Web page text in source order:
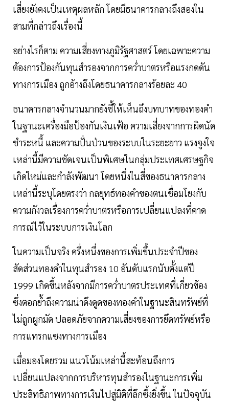
เสี่ยงยังคงเป็นเหตุผลหลัก โดยมีธนาคารกลางถึงสองใน
สามที่กล่าวถึงเรื่องนี้
อย่างไรก็ตาม ความเสี่ยงทางภูมิรัฐศาสตร์ โดยเฉพาะความ
ต้องการป้องกันทุนสำรองจากการคว่ำบาตรหรือแรงกดดัน
ทางการเมือง ถูกอ้างถึงโดยธนาคารกลางร้อยละ 40
ธนาคารกลางจำนวนมากยังชี้ให้เห็นถึงบทบาทของทองคำ
ในฐานะเครื่องมือป้องกันเงินเฟ้อ ความเสี่ยงจากการผิดนัด
ชำระหนี้ และความปั่นป่วนของระบบในระยะยาว แรงจูงใจ
เหล่านี้มีความชัดเจนเป็นพิเศษในกลุ่มประเทศเศรษฐกิจ
เกิดใหม่และกำลังพัฒนา โดยหนึ่งในสี่ของธนาคารกลาง
เหล่านี้ระบุโดยตรงว่า กลยุทธ์ทองคำของตนเชื่อมโยงกับ
ความกังวลเรื่องการคว่ำบาตรหรือการเปลี่ยนแปลงที่คาด
การณ์ไว้ในระบบการเงินโลก
ในความเป็นจริง ครึ่งหนึ่งของการเพิ่มขึ้นประจำปีของ
สัดส่วนทองคำในทุนสำรอง 10 อันดับแรกนับตั้งแต่ปี
1999 เกิดขึ้นหลังจากมีการคว่ำบาตรประเทศที่เกี่ยวข้อง
ซึ่งตอกย้ำถึงความน่าดึงดูดของทองคำในฐานะสินทรัพย์ที่
ไม่ถูกผูกมัด ปลอดภัยจากความเสี่ยงของการยึดทรัพย์หรือ
การแทรกแซงทางการเมือง
เมื่อมองโดยรวม แนวโน้มเหล่านี้สะท้อนถึงการ
เปลี่ยนแปลงจากการบริหารทุนสำรองในฐานะการเพิ่ม
ประสิทธิภาพทางการเงินไปสู่มิติที่ลึกซึ้งยิ่งขึ้น ในปัจจุบัน